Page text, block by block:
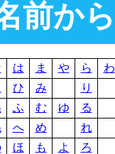
前か
は ま や ら
わ
ひ み
り
ふ む ゆ
る
へ め
れ
ほ も よ ろ